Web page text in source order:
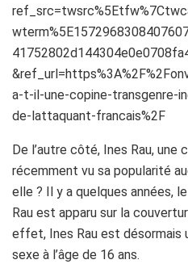
a-t-il-une-copine-transgenre-
de-lattaquant-francais%2F
De l’autre côté, Ines Rau, une
récemment vu sa popularité
elle ? Il y a quelques années,
Rau est apparu sur la
effet, Ines Rau est désormais
sexe à l’âge de 16 ans.